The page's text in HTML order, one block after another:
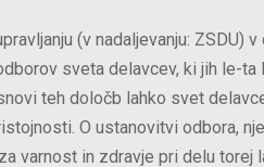
(v nadaljevanju: ZSDU)
sveta delavcev, ki jih le-
teh določb lahko svet
O ustanovitvi odbora,
varnost in zdravje pri delu torej